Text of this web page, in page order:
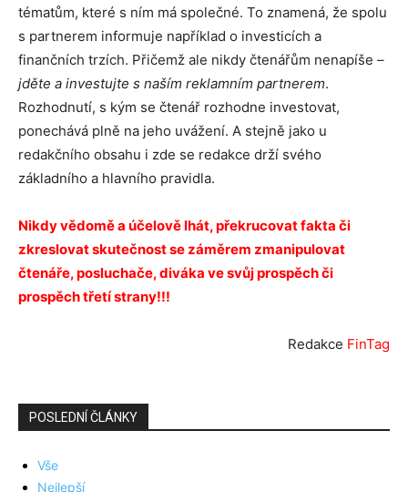
tématům, které s ním má společné. To znamená, že spolu
s partnerem informuje například o investicích a
finančních trzích. Přičemž ale nikdy čtenářům nenapíše –
jděte a investujte s naším reklamním partnerem.
Rozhodnutí, s kým se čtenář rozhodne investovat,
ponechává plně na jeho uvážení. A stejně jako u
redakčního obsahu i zde se redakce drží svého
základního a hlavního pravidla.
Nikdy vědomě a účelově lhát, překrucovat fakta či
zkreslovat skutečnost se záměrem zmanipulovat
čtenáře, posluchače, diváka ve svůj prospěch či
prospěch třetí strany!!!
Redakce FinTag
POSLEDNÍ ČLÁNKY
Vše
Nejlepší